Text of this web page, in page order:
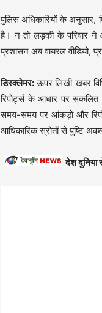
पुलिस अधिकारियों के अनुसार,
है। न तो लड़की के परिवार ने
प्रशासन अब वायरल वीडियो,
डिस्क्लेमर:ऊपर लिखी खबर
रिपोर्ट्स के आधार पर
समय-समय पर आंकड़ों और
आधिकारिक स्रोतों से पुष्टि
देश